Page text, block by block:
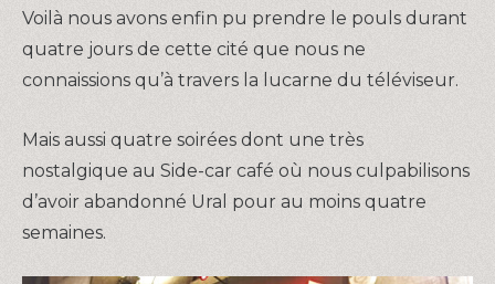
Voilà nous avons enfin pu prendre le pouls durant
quatre jours de cette cité que nous ne
connaissions qu’à travers la lucarne du téléviseur.
Mais aussi quatre soirées dont une très
nostalgique au Side-car café où nous culpabilisons
d’avoir abandonné Ural pour au moins quatre
semaines.